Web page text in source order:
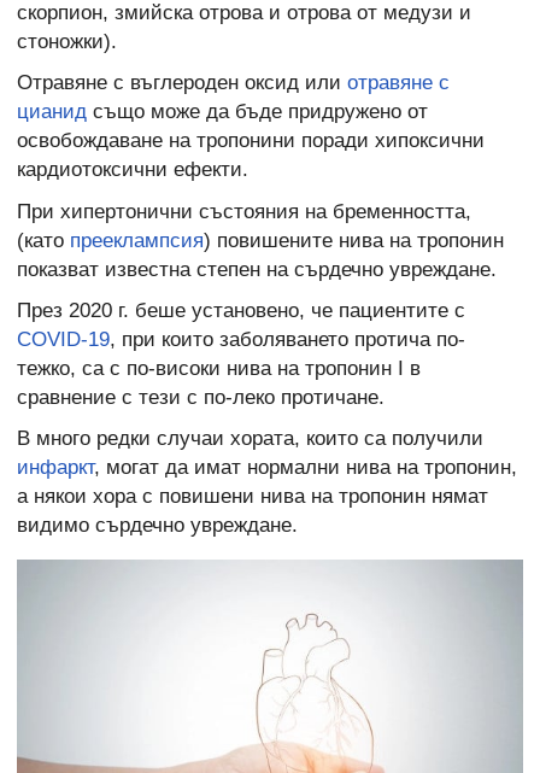
скорпион, змийска отрова и отрова от медузи и
стоножки).
Отравяне с въглероден оксид или отравяне с
цианид също може да бъде придружено от
освобождаване на тропонини поради хипоксични
кардиотоксични ефекти.
При хипертонични състояния на бременността,
(като прееклампсия) повишените нива на тропонин
показват известна степен на сърдечно увреждане.
През 2020 г. беше установено, че пациентите с
COVID-19, при които заболяването протича по-
тежко, са с по-високи нива на тропонин I в
сравнение с тези с по-леко протичане.
В много редки случаи хората, които са получили
инфаркт, могат да имат нормални нива на тропонин,
а някои хора с повишени нива на тропонин нямат
видимо сърдечно увреждане.